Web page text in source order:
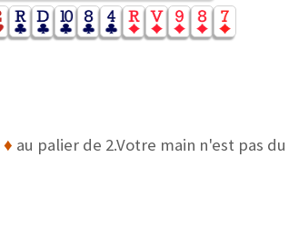
♦ au palier de 2.Votre main n'est pas